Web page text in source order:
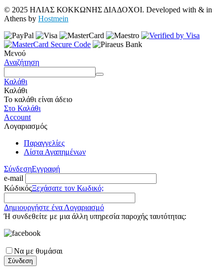
© 2025 ΗΛΙΑΣ ΚΟΚΚΩΝΗΣ ΔΙΑΔΟΧΟΙ. Developed with & in
Athens by Hostmein
Μενού
Αναζήτηση
Καλάθι
Καλάθι
Το καλάθι είναι άδειο
Στο Καλάθι
Account
Λογαριασμός
Παραγγελίες
Λίστα Αγαπημένων
ΣύνδεσηΕγγραφή
e-mail
ΚώδικόςΞεχάσατε τον Κωδικό;
Δημιουργήστε ένα Λογαριασμό
Ή συνδεθείτε με μια άλλη υπηρεσία παροχής ταυτότητας:
Να με θυμάσαι
Σύνδεση